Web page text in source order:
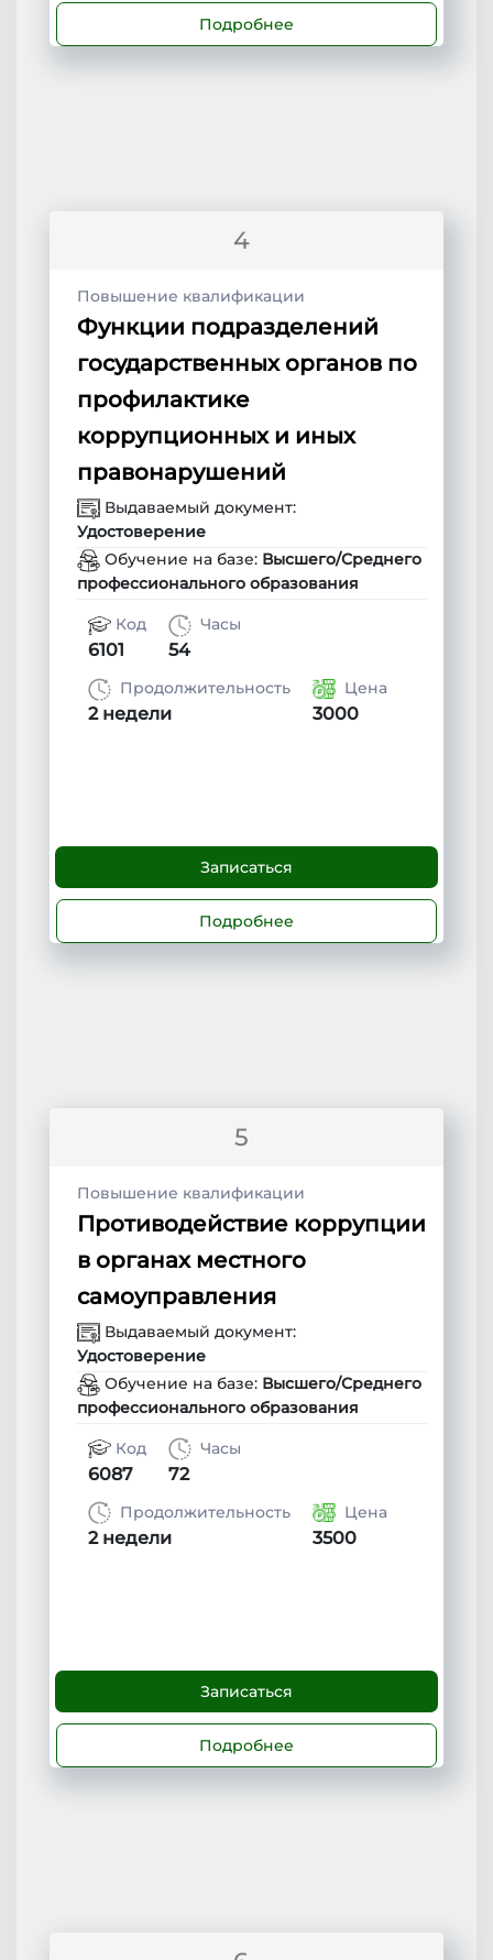
Подробнее
4
Повышение квалификации
Функции подразделений
государственных органов по
профилактике
коррупционных и иных
правонарушений
Выдаваемый документ:
Удостоверение
Обучение на базе: Высшего/Среднего
профессионального образования
Код
6101
Часы
54
Продолжительность
2 недели
Цена
3000
Записаться
Подробнее
5
Повышение квалификации
Противодействие коррупции
в органах местного
самоуправления
Выдаваемый документ:
Удостоверение
Обучение на базе: Высшего/Среднего
профессионального образования
Код
6087
Часы
72
Продолжительность
2 недели
Цена
3500
Записаться
Подробнее